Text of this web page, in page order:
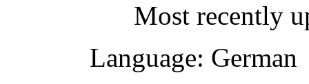
Most recently
Language: German